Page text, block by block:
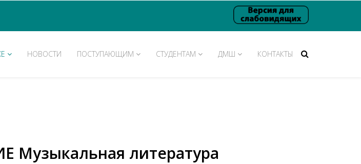
НОВОСТИ ПОСТУПАЮЩИМ СТУДЕНТАМ ДМШ КОНТАКТЫ
литература